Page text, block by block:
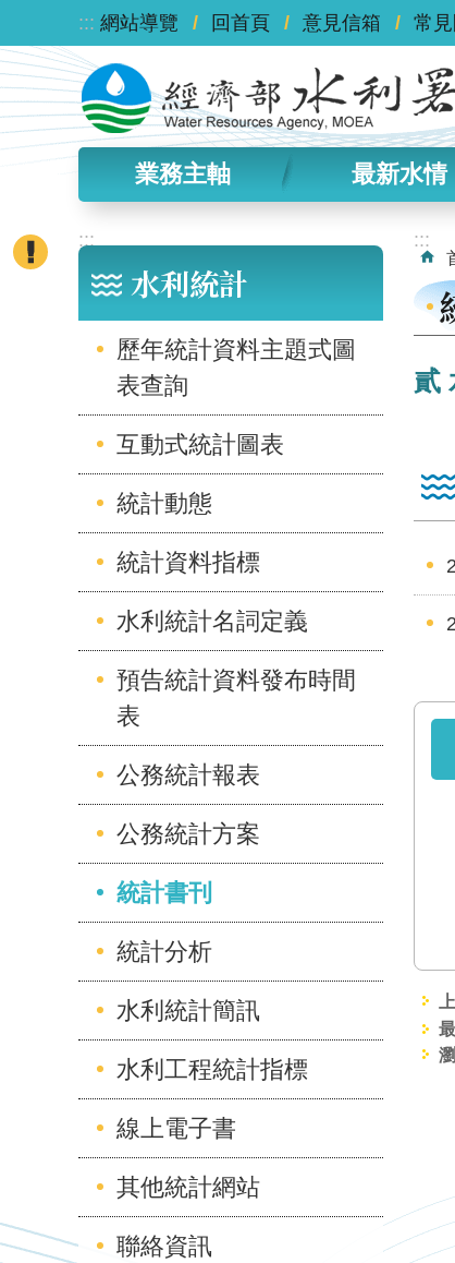
跳到主要內容區塊
::: 網站導覽 回首頁 意見信箱 常
業務主軸 最新水情
:::
水利統計
歷年統計資料主題式圖
表查詢
互動式統計圖表
統計動態
統計資料指標
水利統計名詞定義
預告統計資料發布時間
表
公務統計報表
公務統計方案
統計書刊
統計分析
水利統計簡訊
水利工程統計指標
線上電子書
其他統計網站
聯絡資訊
:::
貳
2